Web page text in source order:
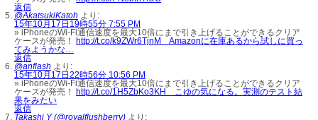
返信
@AkatsukiKatoh より:
15年10月17日19時55分 7:55 PM
» iPhoneのWi-Fi通信速度を最大10倍にまで引き上げることができるクリア
ケースが発売！ http://t.co/k9ZWr6TjnM Amazonに在庫あるから試しに買っ
てみようかな…
返信
@anflash より:
15年10月17日22時56分 10:56 PM
» iPhoneのWi-Fi通信速度を最大10倍にまで引き上げることができるクリア
ケースが発売！ http://t.co/1H5ZbKo3KH こゆの気になる。実測のテスト結
果をみたい
返信
Takashi Y (@royalflushberry) より: